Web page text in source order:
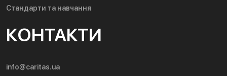
Стандарти та навчання
КОНТАКТИ
info@caritas.ua